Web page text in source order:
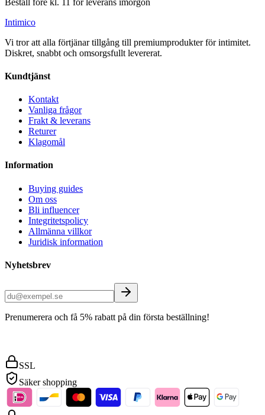
Intimico
Vi tror att alla förtjänar tillgång till premiumprodukter för intimitet.
Diskret, snabbt och omsorgsfullt levererat.
Kundtjänst
Kontakt
Vanliga frågor
Frakt & leverans
Returer
Klagomål
Information
Buying guides
Om oss
Bli influencer
Integritetspolicy
Allmänna villkor
Juridisk information
Nyhetsbrev
Prenumerera och få 5% rabatt på din första beställning!
SSL
Säker shopping